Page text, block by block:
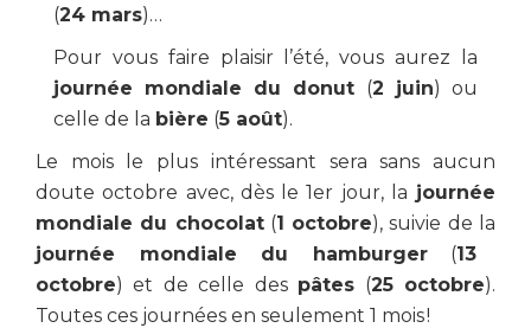
(24 mars)…
Pour vous faire plaisir l’été, vous aurez la
journée mondiale du donut (2 juin) ou
celle de la bière (5 août).
Le mois le plus intéressant sera sans aucun
doute octobre avec, dès le 1er jour, la journée
mondiale du chocolat(1 octobre), suivie de la
journée mondiale du hamburger(13
octobre) et de celle des pâtes (25 octobre).
Toutes ces journées en seulement 1 mois !